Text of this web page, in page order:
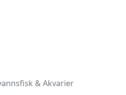
& Akvarier